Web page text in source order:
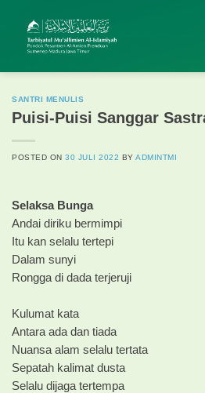
content
SANTRI MENULIS
Puisi-Puisi Sanggar
POSTED ON30 JULI 2022 BYADMINTMI
Selaksa Bunga
Andai diriku bermimpi
Itu kan selalu tertepi
Dalam sunyi
Rongga di dada terjeruji
Kulumat kata
Antara ada dan tiada
Nuansa alam selalu tertata
Sepatah kalimat dusta
Selalu dijaga tertempa